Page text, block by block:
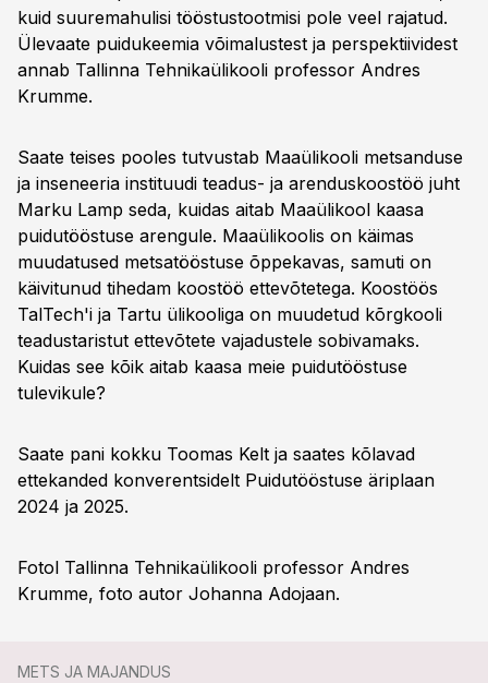
kuid suuremahulisi tööstustootmisi pole veel rajatud.
Ülevaate puidukeemia võimalustest ja perspektiividest
annab Tallinna Tehnikaülikooli professor Andres
Krumme.
Saate teises pooles tutvustab Maaülikooli metsanduse
ja inseneeria instituudi teadus- ja arenduskoostöö juht
Marku Lamp seda, kuidas aitab Maaülikool kaasa
puidutööstuse arengule. Maaülikoolis on käimas
muudatused metsatööstuse õppekavas, samuti on
käivitunud tihedam koostöö ettevõtetega. Koostöös
TalTech'i ja Tartu ülikooliga on muudetud kõrgkooli
teadustaristut ettevõtete vajadustele sobivamaks.
Kuidas see kõik aitab kaasa meie puidutööstuse
tulevikule?
Saate pani kokku Toomas Kelt ja saates kõlavad
ettekanded konverentsidelt Puidutööstuse äriplaan
2024 ja 2025.
Fotol Tallinna Tehnikaülikooli professor Andres
Krumme, foto autor Johanna Adojaan.
METS JA MAJANDUS